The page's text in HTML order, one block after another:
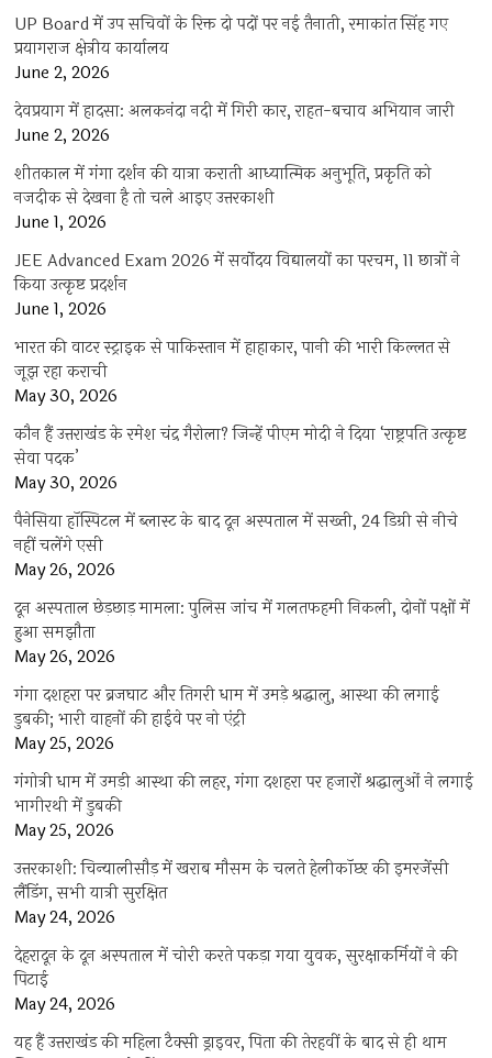
UP Board में उप सचिवों के रिक्त दो पदों पर नई तैनाती, रमाकांत सिंह गए
प्रयागराज क्षेत्रीय कार्यालय
June 2, 2026
देवप्रयाग में हादसा: अलकनंदा नदी में गिरी कार, राहत-बचाव अभियान जारी
June 2, 2026
शीतकाल में गंगा दर्शन की यात्रा कराती आध्यात्मिक अनुभूति, प्रकृति को
नजदीक से देखना है तो चले आइए उत्तरकाशी
June 1, 2026
JEE Advanced Exam 2026 में सर्वोदय विद्यालयों का परचम, 11 छात्रों ने
किया उत्कृष्ट प्रदर्शन
June 1, 2026
भारत की वाटर स्ट्राइक से पाकिस्तान में हाहाकार, पानी की भारी किल्लत से
जूझ रहा कराची
May 30, 2026
कौन हैं उत्तराखंड के रमेश चंद्र गैरोला? जिन्हें पीएम मोदी ने दिया ‘राष्ट्रपति उत्कृष्ट
सेवा पदक’
May 30, 2026
पैनेसिया हॉस्पिटल में ब्लास्ट के बाद दून अस्पताल में सख्ती, 24 डिग्री से नीचे
नहीं चलेंगे एसी
May 26, 2026
दून अस्पताल छेड़छाड़ मामला: पुलिस जांच में गलतफहमी निकली, दोनों पक्षों में
हुआ समझौता
May 26, 2026
गंगा दशहरा पर ब्रजघाट और तिगरी धाम में उमड़े श्रद्धालु, आस्था की लगाई
डुबकी; भारी वाहनों की हाईवे पर नो एंट्री
May 25, 2026
गंगोत्री धाम में उमड़ी आस्था की लहर, गंगा दशहरा पर हजारों श्रद्धालुओं ने लगाई
भागीरथी में डुबकी
May 25, 2026
उत्तरकाशी: चिन्यालीसौड़ में खराब मौसम के चलते हेलीकॉप्टर की इमरजेंसी
लैंडिंग, सभी यात्री सुरक्षित
May 24, 2026
देहरादून के दून अस्पताल में चोरी करते पकड़ा गया युवक, सुरक्षाकर्मियों ने की
पिटाई
May 24, 2026
यह हैं उत्तराखंड की महिला टैक्सी ड्राइवर, पिता की तेरहवीं के बाद से ही थाम